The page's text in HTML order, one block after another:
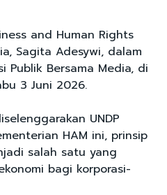
and Human Rights
Sagita Adesywi, dalam
Publik Bersama Media, di
3 Juni 2026.
UNDP
HAM ini, prinsip
salah satu yang
bagi korporasi-